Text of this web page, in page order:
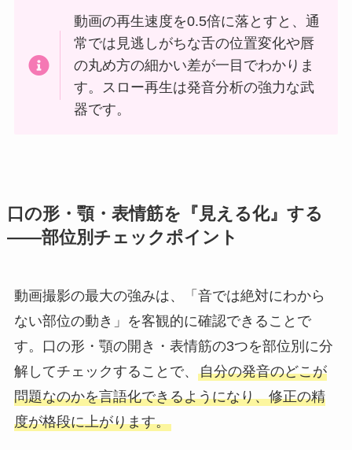
動画の再生速度を0.5倍に落とすと、通
常では見逃しがちな舌の位置変化や唇
の丸め方の細かい差が一目でわかりま
す。スロー再生は発音分析の強力な武
器です。
口の形・顎・表情筋を『見える化』する
——部位別チェックポイント
動画撮影の最大の強みは、「音では絶対にわから
ない部位の動き」を客観的に確認できることで
す。口の形・顎の開き・表情筋の3つを部位別に分
解してチェックすることで、 自分の発音のどこが
問題なのかを言語化できるようになり、修正の精
度が格段に上がります。